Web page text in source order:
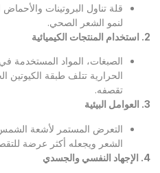
قلة تناول البروتينات
لنمو الشعر الصحي.
2. استخدام المنتجات الكيميائية
الصبغات، المواد المستخدمة
الحرارية تتلف طبقة الكيوتين
تقصفه.
3. العوامل البيئية
التعرض المستمر لأشعة الشمس
الشعر ويجعله أكثر عرضة
4. الإجهاد النفسي والجسدي